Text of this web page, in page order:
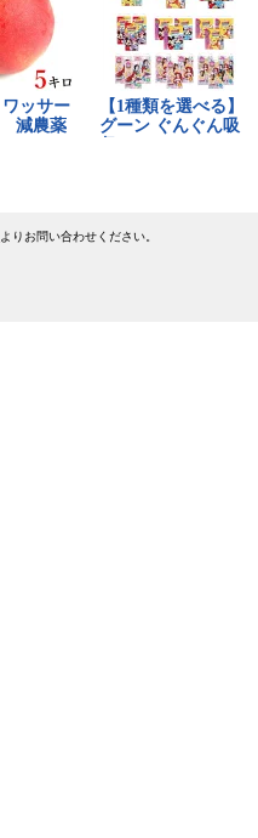
よりお問い合わせください。